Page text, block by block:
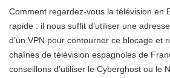
Comment regardez-vous la télévision en
rapide : il nous suffit d’utiliser une
d’un VPN pour contourner ce blocage et
chaînes de télévision espagnoles de
conseillons d’utiliser le Cyberghost ou le